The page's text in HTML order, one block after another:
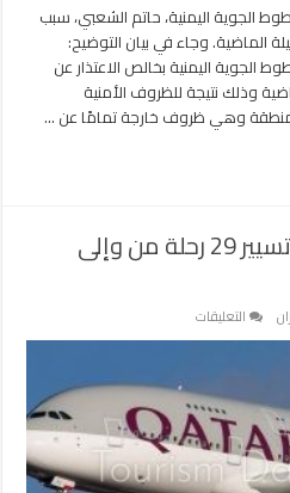
الجوية اليمنية، حاتم الشعبي، سبب
الماضية. وجاء في بيان التوضيح:
الجوية اليمنية بخالص الاعتذار عن
وذلك نتيجة للظروف الأمنية
وهي ظروف خارجة تمامًا عن …
الخطوط القطرية تعلن تسيير 29 رحلة من وإلى
التعليقات
الخطوط
تسيير
29
رحلة
من
وإلى